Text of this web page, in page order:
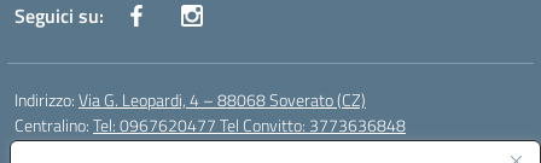
Seguici su:
Indirizzo:Via G. Leopardi, 4 – 88068 Soverato (CZ)
Centralino:Tel: 0967620477 Tel Convitto: 3773636848
Email: